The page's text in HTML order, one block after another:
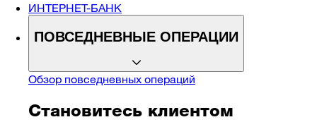
ИНТЕРНЕТ-БАНК
ПОВСЕДНЕВНЫЕ ОПЕРАЦИИ
Обзор повседневных операций
Становитесь клиентом